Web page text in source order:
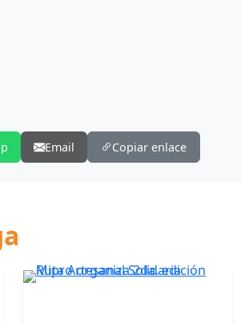
espacio cultural en Quito
Email Copiar enlace